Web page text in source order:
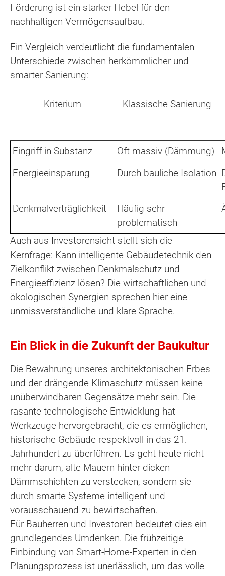
Förderung ist ein starker Hebel für den
nachhaltigen Vermögensaufbau.
Ein Vergleich verdeutlicht die fundamentalen
Unterschiede zwischen herkömmlicher und
smarter Sanierung:
Kriterium Klassische Sanierung
Eingriff in Substanz Oft massiv (Dämmung)
Energieeinsparung
Durch bauliche Isolation
Denkmalverträglichkeit
Häufig sehr
problematisch
Auch aus Investorensicht stellt sich die
Kernfrage: Kann intelligente Gebäudetechnik den
Zielkonflikt zwischen Denkmalschutz und
Energieeffizienz lösen? Die wirtschaftlichen und
ökologischen Synergien sprechen hier eine
unmissverständliche und klare Sprache.
Ein Blick in die Zukunft der Baukultur
Die Bewahrung unseres architektonischen Erbes
und der drängende Klimaschutz müssen keine
unüberwindbaren Gegensätze mehr sein. Die
rasante technologische Entwicklung hat
Werkzeuge hervorgebracht, die es ermöglichen,
historische Gebäude respektvoll in das 21.
Jahrhundert zu überführen. Es geht heute nicht
mehr darum, alte Mauern hinter dicken
Dämmschichten zu verstecken, sondern sie
durch smarte Systeme intelligent und
vorausschauend zu bewirtschaften.
Für Bauherren und Investoren bedeutet dies ein
grundlegendes Umdenken. Die frühzeitige
Einbindung von Smart-Home-Experten in den
Planungsprozess ist unerlässlich, um das volle